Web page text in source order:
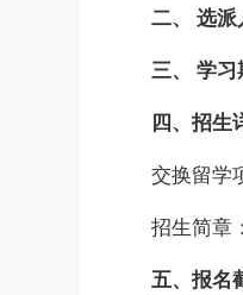
二、 选派
三、 学习
四、招生
交换留学
招生简章
五、报名